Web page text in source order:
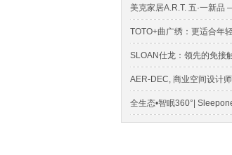
美克家居A.R.T. 五·一新
TOTO+曲广绣：更适合年
SLOAN仕龙：领先的免接
AER-DEC, 商业空间设计
全生态•智眠360°|